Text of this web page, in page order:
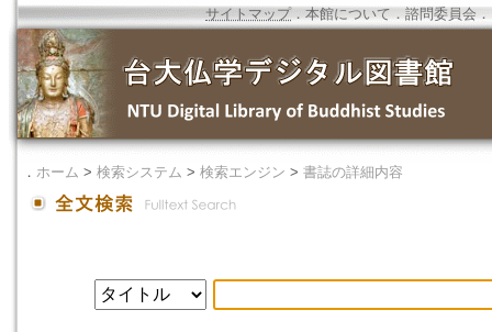
サイトマップ．本館について ． 諮問委員会 ．
． ホーム > 検索システム > 検索エンジン > 書誌の詳細内容